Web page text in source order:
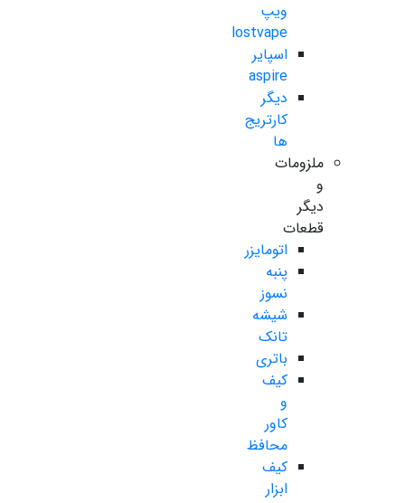
ویپ
lostvape
اسپایر
aspire
دیگر
کارتریج
ها
ملزومات
و
دیگر
قطعات
اتومایزر
پنبه
نسوز
شیشه
تانک
باتری
کیف
و
کاور
محافظ
کیف
ابزار